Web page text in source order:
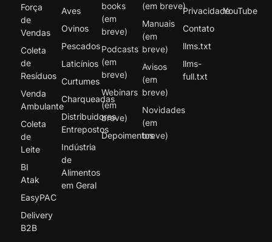
Força
de
Vendas
Coleta
de
Resíduos
Venda
Ambulante
Coleta
de
Leite
BI
Atak
EasyPAC
Delivery
B2B
Aves
Ovinos
Pescados
Laticínios
Curtumes
Charqueadas
Distribuidores
Entrepostos
Indústria
de
Alimentos
em Geral
books
(em
breve)
Podcasts
(em
breve)
Webinars
(em
breve)
Depoimentos
(em breve)
Manuais
(em
breve)
Avisos
(em
breve)
Novidades
(em
breve)
Privacidade
Contato
llms.txt
llms-
full.txt
YouTube